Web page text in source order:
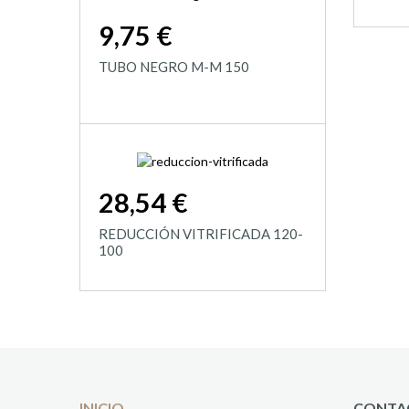
9,75 €
TUBO NEGRO M-M 150
28,54 €
REDUCCIÓN VITRIFICADA 120-
100